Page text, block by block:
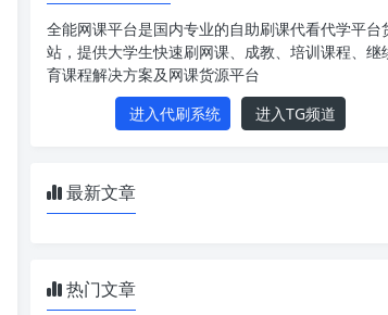
全能网课平台是国内专业的自助刷课代看代学平台
站，提供大学生快速刷网课、成教、培训课程、继
育课程解决方案及网课货源平台
进入代刷系统
进入TG频道
最新文章
热门文章